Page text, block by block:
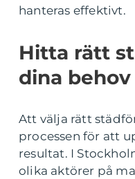
hanteras effektivt.
Hitta rätt
dina behov
Att välja rätt
processen för att
resultat. I
olika aktörer på